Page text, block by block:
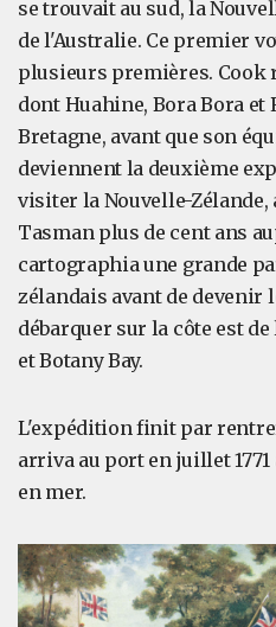
se trouvait au sud, la
de l'Australie. Ce premier
plusieurs premières. Cook
dont Huahine, Bora Bora et
Bretagne, avant que son
deviennent la deuxième
visiter la Nouvelle-Zélande,
Tasman plus de cent ans
cartographia une grande
zélandais avant de devenir
débarquer sur la côte est
et Botany Bay.
L'expédition finit par
arriva au port en juillet
en mer.